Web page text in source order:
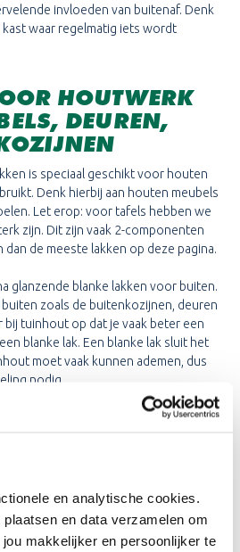
en analytische cookies.
en data verzamelen om
makkelijker en persoonlijker te
invloeden van buitenaf. Denk
waar regelmatig iets wordt
HOUTWERK
DEUREN,
is speciaal geschikt voor houten
Denk hierbij aan houten meubels
Let erop: voor tafels hebben we
zijn. Dit zijn vaak 2-componenten
dan de meeste lakken op deze pagina.
glanzende blanke lakken voor buiten.
zoals de buitenkozijnen, deuren
bij tuinhout op dat je vaak beter een
blanke lak. Een blanke lak sluit het
moet vaak kunnen ademen, dus
nodig.
Dat doe je voordelig bij
vanaf €45 en je krijgt van
vragen of dit type verf? Neem dan